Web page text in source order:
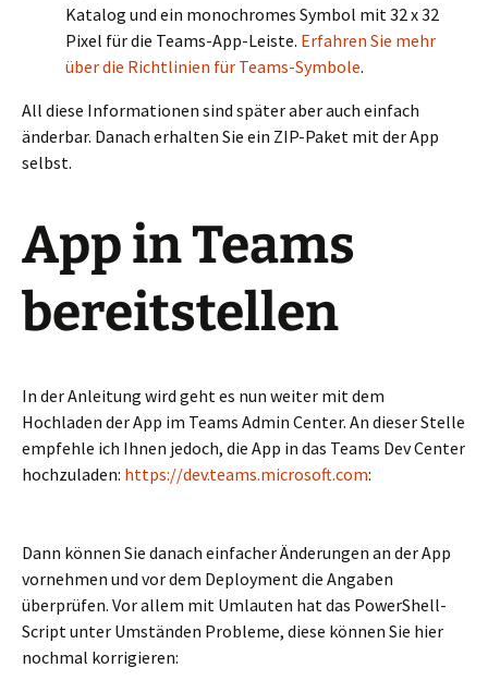
Katalog und ein monochromes Symbol mit 32 x 32
Pixel für die Teams-App-Leiste. Erfahren Sie mehr
über die Richtlinien für Teams-Symbole.
All diese Informationen sind später aber auch einfach
änderbar. Danach erhalten Sie ein ZIP-Paket mit der App
selbst.
App in Teams
bereitstellen
In der Anleitung wird geht es nun weiter mit dem
Hochladen der App im Teams Admin Center. An dieser Stelle
empfehle ich Ihnen jedoch, die App in das Teams Dev Center
hochzuladen: https://dev.teams.microsoft.com:
Dann können Sie danach einfacher Änderungen an der App
vornehmen und vor dem Deployment die Angaben
überprüfen. Vor allem mit Umlauten hat das PowerShell-
Script unter Umständen Probleme, diese können Sie hier
nochmal korrigieren: